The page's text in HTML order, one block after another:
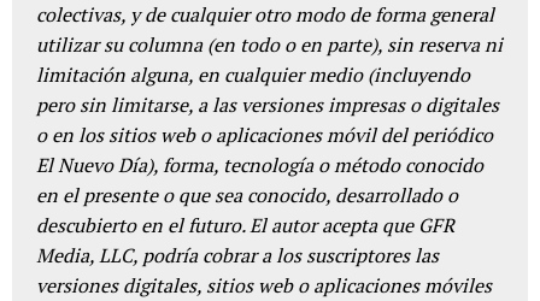
colectivas, y de cualquier otro modo de forma general
utilizar su columna (en todo o en parte), sin reserva ni
limitación alguna, en cualquier medio (incluyendo
pero sin limitarse, a las versiones impresas o digitales
o en los sitios web o aplicaciones móvil del periódico
El Nuevo Día), forma, tecnología o método conocido
en el presente o que sea conocido, desarrollado o
descubierto en el futuro. El autor acepta que GFR
Media, LLC, podría cobrar a los suscriptores las
versiones digitales, sitios web o aplicaciones móviles